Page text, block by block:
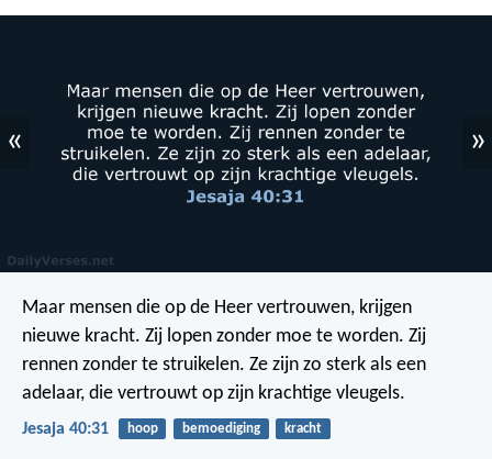
« »
Maar mensen die op de Heer vertrouwen, krijgen
nieuwe kracht. Zij lopen zonder moe te worden. Zij
rennen zonder te struikelen. Ze zijn zo sterk als een
adelaar, die vertrouwt op zijn krachtige vleugels.
Jesaja 40:31 hoop bemoediging kracht